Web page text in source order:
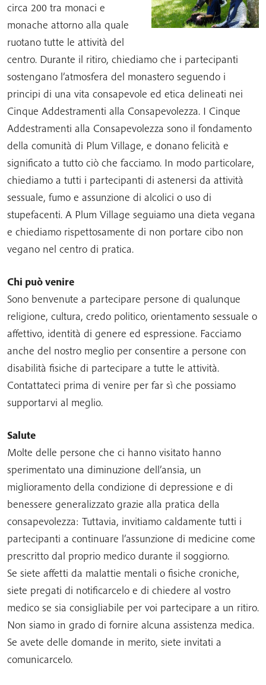
circa 200 tra monaci e
monache attorno alla quale
ruotano tutte le attività del
centro. Durante il ritiro, chiediamo che i partecipanti
sostengano l’atmosfera del monastero seguendo i
principi di una vita consapevole ed etica delineati nei
Cinque Addestramenti alla Consapevolezza. I Cinque
Addestramenti alla Consapevolezza sono il fondamento
della comunità di Plum Village, e donano felicità e
significato a tutto ciò che facciamo. In modo particolare,
chiediamo a tutti i partecipanti di astenersi da attività
sessuale, fumo e assunzione di alcolici o uso di
stupefacenti. A Plum Village seguiamo una dieta vegana
e chiediamo rispettosamente di non portare cibo non
vegano nel centro di pratica.
Chi può venire
Sono benvenute a partecipare persone di qualunque
religione, cultura, credo politico, orientamento sessuale o
affettivo, identità di genere ed espressione. Facciamo
anche del nostro meglio per consentire a persone con
disabilità fisiche di partecipare a tutte le attività.
Contattateci prima di venire per far sì che possiamo
supportarvi al meglio.
Salute
Molte delle persone che ci hanno visitato hanno
sperimentato una diminuzione dell’ansia, un
miglioramento della condizione di depressione e di
benessere generalizzato grazie alla pratica della
consapevolezza: Tuttavia, invitiamo caldamente tutti i
partecipanti a continuare l’assunzione di medicine come
prescritto dal proprio medico durante il soggiorno.
Se siete affetti da malattie mentali o fisiche croniche,
siete pregati di notificarcelo e di chiedere al vostro
medico se sia consigliabile per voi partecipare a un ritiro.
Non siamo in grado di fornire alcuna assistenza medica.
Se avete delle domande in merito, siete invitati a
comunicarcelo.